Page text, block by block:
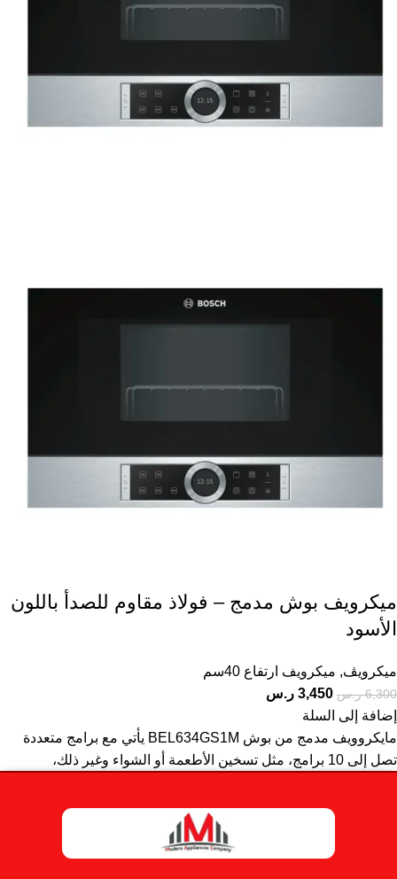
ميكرويف بوش مدمج – فولاذ مقاوم للصدأ باللون
الأسود
ميكرويڤ, ميكرويف ارتفاع 40سم
6,300 ر.س 3,450 ر.س
إضافة إلى السلة
مايكروويف مدمج من بوش BEL634GS1M يأتي مع برامج متعددة
تصل إلى 10 برامج، مثل تسخين الأطعمة أو الشواء وغير ذلك،